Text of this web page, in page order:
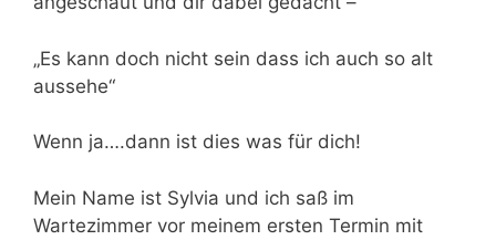
„Es kann doch nicht sein dass ich auch so alt
aussehe“
Wenn ja….dann ist dies was für dich!
Mein Name ist Sylvia und ich saß im
Wartezimmer vor meinem ersten Termin mit